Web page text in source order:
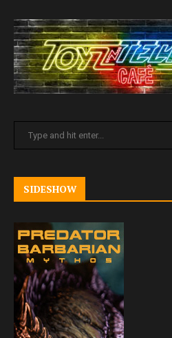
SIDESHOW